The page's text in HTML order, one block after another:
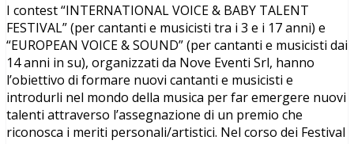
I contest “INTERNATIONAL VOICE & BABY TALENT
FESTIVAL” (per cantanti e musicisti tra i 3 e i 17 anni) e
“EUROPEAN VOICE & SOUND” (per cantanti e musicisti dai
14 anni in su), organizzati da Nove Eventi Srl, hanno
l’obiettivo di formare nuovi cantanti e musicisti e
introdurli nel mondo della musica per far emergere nuovi
talenti attraverso l’assegnazione di un premio che
riconosca i meriti personali/artistici. Nel corso dei Festival